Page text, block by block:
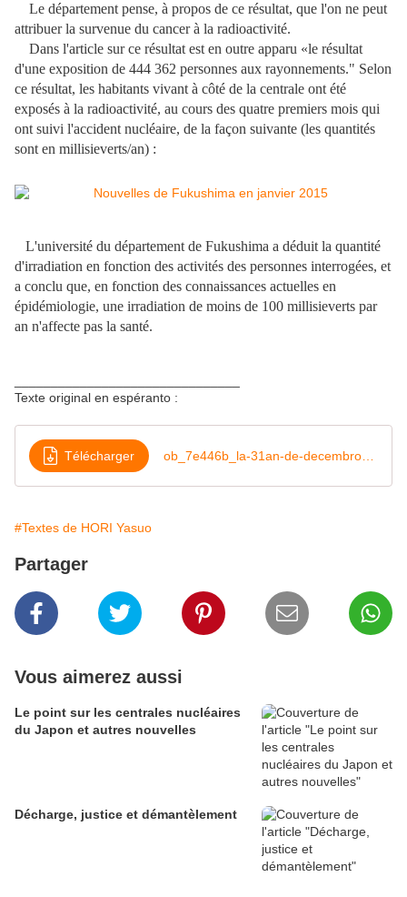
Le département pense, à propos de ce résultat, que l'on ne peut
attribuer la survenue du cancer à la radioactivité.
Dans l'article sur ce résultat est en outre apparu «le résultat
d'une exposition de 444 362 personnes aux rayonnements." Selon
ce résultat, les habitants vivant à côté de la centrale ont été
exposés à la radioactivité, au cours des quatre premiers mois qui
ont suivi l'accident nucléaire, de la façon suivante (les quantités
sont en millisieverts/an) :
L'université du département de Fukushima a déduit la quantité
d'irradiation en fonction des activités des personnes interrogées, et
a conclu que, en fonction des connaissances actuelles en
épidémiologie, une irradiation de moins de 100 millisieverts par
an n'affecte pas la santé.
Texte original en espéranto :
Télécharger
#Textes de HORI Yasuo
Partager
Vous aimerez aussi
Le point sur les centrales nucléaires
du Japon et autres nouvelles
Décharge, justice et démantèlement